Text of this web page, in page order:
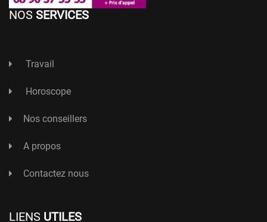
NOS SERVICES
Travail
Horoscope
Nos conseillers
A propos
Contactez nous
LIENS UTILES